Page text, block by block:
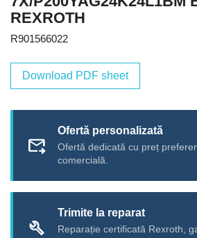
REXROTH
R901566022
Download PDF sheet
forward_to_inbox
Ofertă personalizată
Ofertă dedicată cu preț
comercială.
build
Trimite la reparat
Reparație certificată Rexroth,